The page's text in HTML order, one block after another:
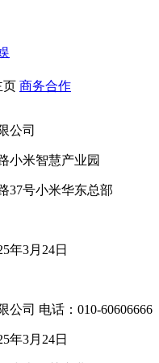
页 商务合作
公司
小米智慧产业园
37号小米华东总部
年3月24日
司 电话：010-60606666
年3月24日